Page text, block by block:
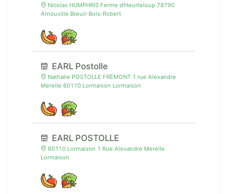
Nicolas HUMPHRIS Ferme d'Heurteloup 78790
Arnouville Breuil-Bois-Robert
EARL Postolle
Nathalie POSTOLLE FRÉMONT 1 rue Alexandre
Merelle 60110 Lormaison Lormaison
EARL POSTOLLE
60110 Lormaison 1 Rue Alexandre Merelle
Lormaison